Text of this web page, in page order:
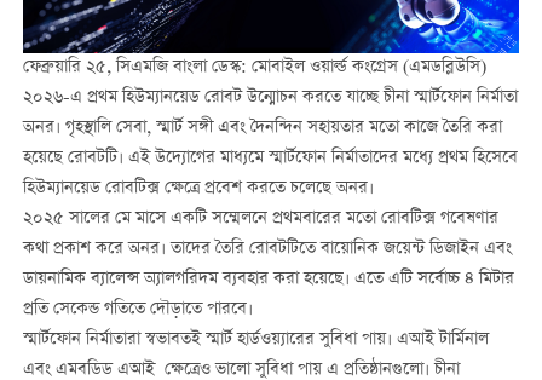
ফেব্রুয়ারি ২৫, সিএমজি বাংলা ডেস্ক: মোবাইল ওয়ার্ল্ড কংগ্রেস (এমডব্লিউসি)
২০২৬-এ প্রথম হিউম্যানয়েড রোবট উন্মোচন করতে যাচ্ছে চীনা স্মার্টফোন নির্মাতা
অনর। গৃহস্থালি সেবা, স্মার্ট সঙ্গী এবং দৈনন্দিন সহায়তার মতো কাজে তৈরি করা
হয়েছে রোবটটি। এই উদ্যোগের মাধ্যমে স্মার্টফোন নির্মাতাদের মধ্যে প্রথম হিসেবে
হিউম্যানয়েড রোবটিক্স ক্ষেত্রে প্রবেশ করতে চলেছে অনর।
২০২৫ সালের মে মাসে একটি সম্মেলনে প্রথমবারের মতো রোবটিক্স গবেষণার
কথা প্রকাশ করে অনর। তাদের তৈরি রোবটটিতে বায়োনিক জয়েন্ট ডিজাইন এবং
ডায়নামিক ব্যালেন্স অ্যালগরিদম ব্যবহার করা হয়েছে। এতে এটি সর্বোচ্চ ৪ মিটার
প্রতি সেকেন্ড গতিতে দৌড়াতে পারবে।
স্মার্টফোন নির্মাতারা স্বভাবতই স্মার্ট হার্ডওয়্যারের সুবিধা পায়। এআই টার্মিনাল
এবং এমবডিড এআই ক্ষেত্রেও ভালো সুবিধা পায় এ প্রতিষ্ঠানগুলো। চীনা